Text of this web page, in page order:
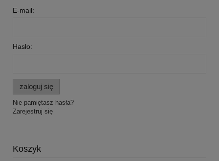
E-mail:
Hasło:
zaloguj się
Nie pamiętasz hasła?
Zarejestruj się
Koszyk